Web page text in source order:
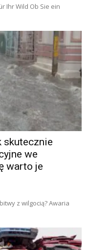
Ihr Wild Ob Sie ein
skutecznie
we
warto je
z wilgocią? Awaria